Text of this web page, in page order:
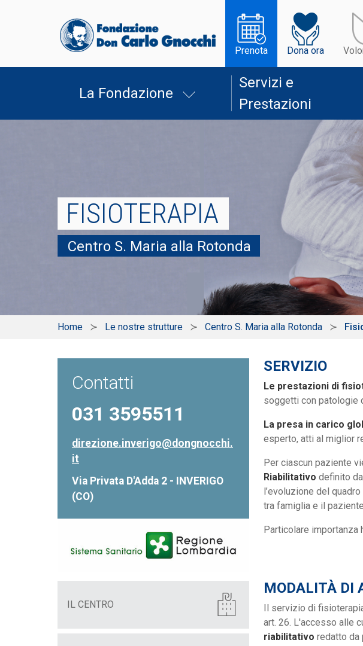
Prenota Dona ora
La Fondazione
Servizi e
Prestazioni
FISIOTERAPIA
Centro S. Maria alla Rotonda
Home Le nostre strutture Centro S. Maria alla Rotonda
Contatti
031 3595511
direzione.inverigo@dongnocchi.
it
Via Privata D'Adda 2 - INVERIGO
(CO)
IL CENTRO
SERVIZIO
Le prestazioni di
soggetti con patologie
La presa in carico
esperto, atti al miglior
Per ciascun paziente
Riabilitativo definito
l’evoluzione del
tra famiglia e il
Particolare importanza
MODALITÀ DI
Il servizio di
art. 26. L'accesso alle
riabilitativo redatto da